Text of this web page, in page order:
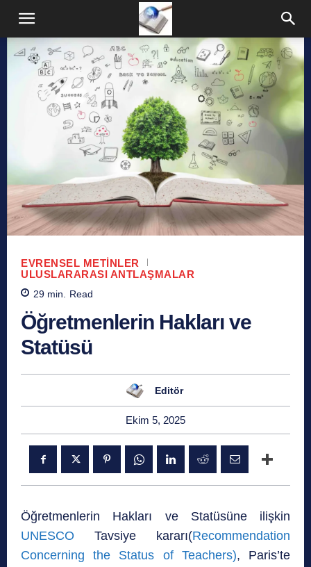
EVRENSEL METINLER
ULUSLARARASI ANTLAŞMALAR
29 min. Read
Öğretmenlerin Hakları ve
Statüsü
Editör
Ekim 5, 2025
Öğretmenlerin Hakları ve Statüsüne ilişkin
UNESCO Tavsiye kararı(Recommendation
Concerning the Status of Teachers), Paris’te